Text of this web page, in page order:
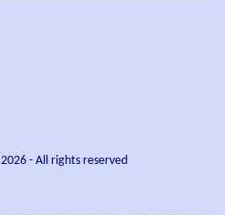
2026- All rights reserved